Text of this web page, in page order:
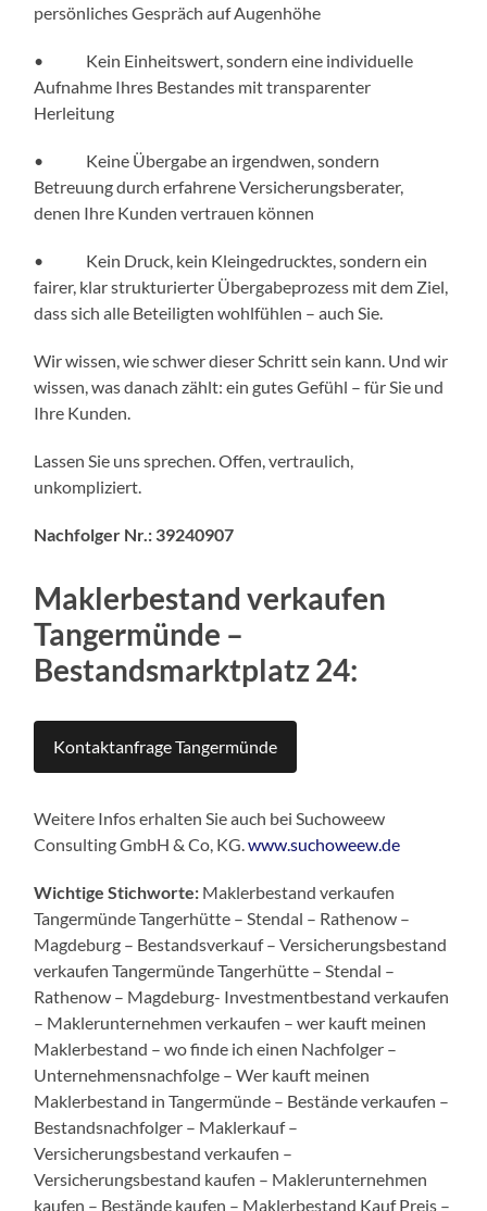
persönliches Gespräch auf Augenhöhe
• Kein Einheitswert, sondern eine individuelle
Aufnahme Ihres Bestandes mit transparenter
Herleitung
• Keine Übergabe an irgendwen, sondern
Betreuung durch erfahrene Versicherungsberater,
denen Ihre Kunden vertrauen können
• Kein Druck, kein Kleingedrucktes, sondern ein
fairer, klar strukturierter Übergabeprozess mit dem Ziel,
dass sich alle Beteiligten wohlfühlen – auch Sie.
Wir wissen, wie schwer dieser Schritt sein kann. Und wir
wissen, was danach zählt: ein gutes Gefühl – für Sie und
Ihre Kunden.
Lassen Sie uns sprechen. Offen, vertraulich,
unkompliziert.
Nachfolger Nr.: 39240907
Maklerbestand verkaufen
Tangermünde –
Bestandsmarktplatz 24:
Kontaktanfrage Tangermünde
Weitere Infos erhalten Sie auch bei Suchoweew
Consulting GmbH & Co, KG.www.suchoweew.de
Wichtige Stichworte: Maklerbestand verkaufen
Tangermünde Tangerhütte – Stendal – Rathenow –
Magdeburg – Bestandsverkauf – Versicherungsbestand
verkaufen Tangermünde Tangerhütte – Stendal –
Rathenow – Magdeburg- Investmentbestand verkaufen
– Maklerunternehmen verkaufen – wer kauft meinen
Maklerbestand – wo finde ich einen Nachfolger –
Unternehmensnachfolge – Wer kauft meinen
Maklerbestand in Tangermünde – Bestände verkaufen –
Bestandsnachfolger – Maklerkauf –
Versicherungsbestand verkaufen –
Versicherungsbestand kaufen – Maklerunternehmen
kaufen – Bestände kaufen – Maklerbestand Kauf Preis –